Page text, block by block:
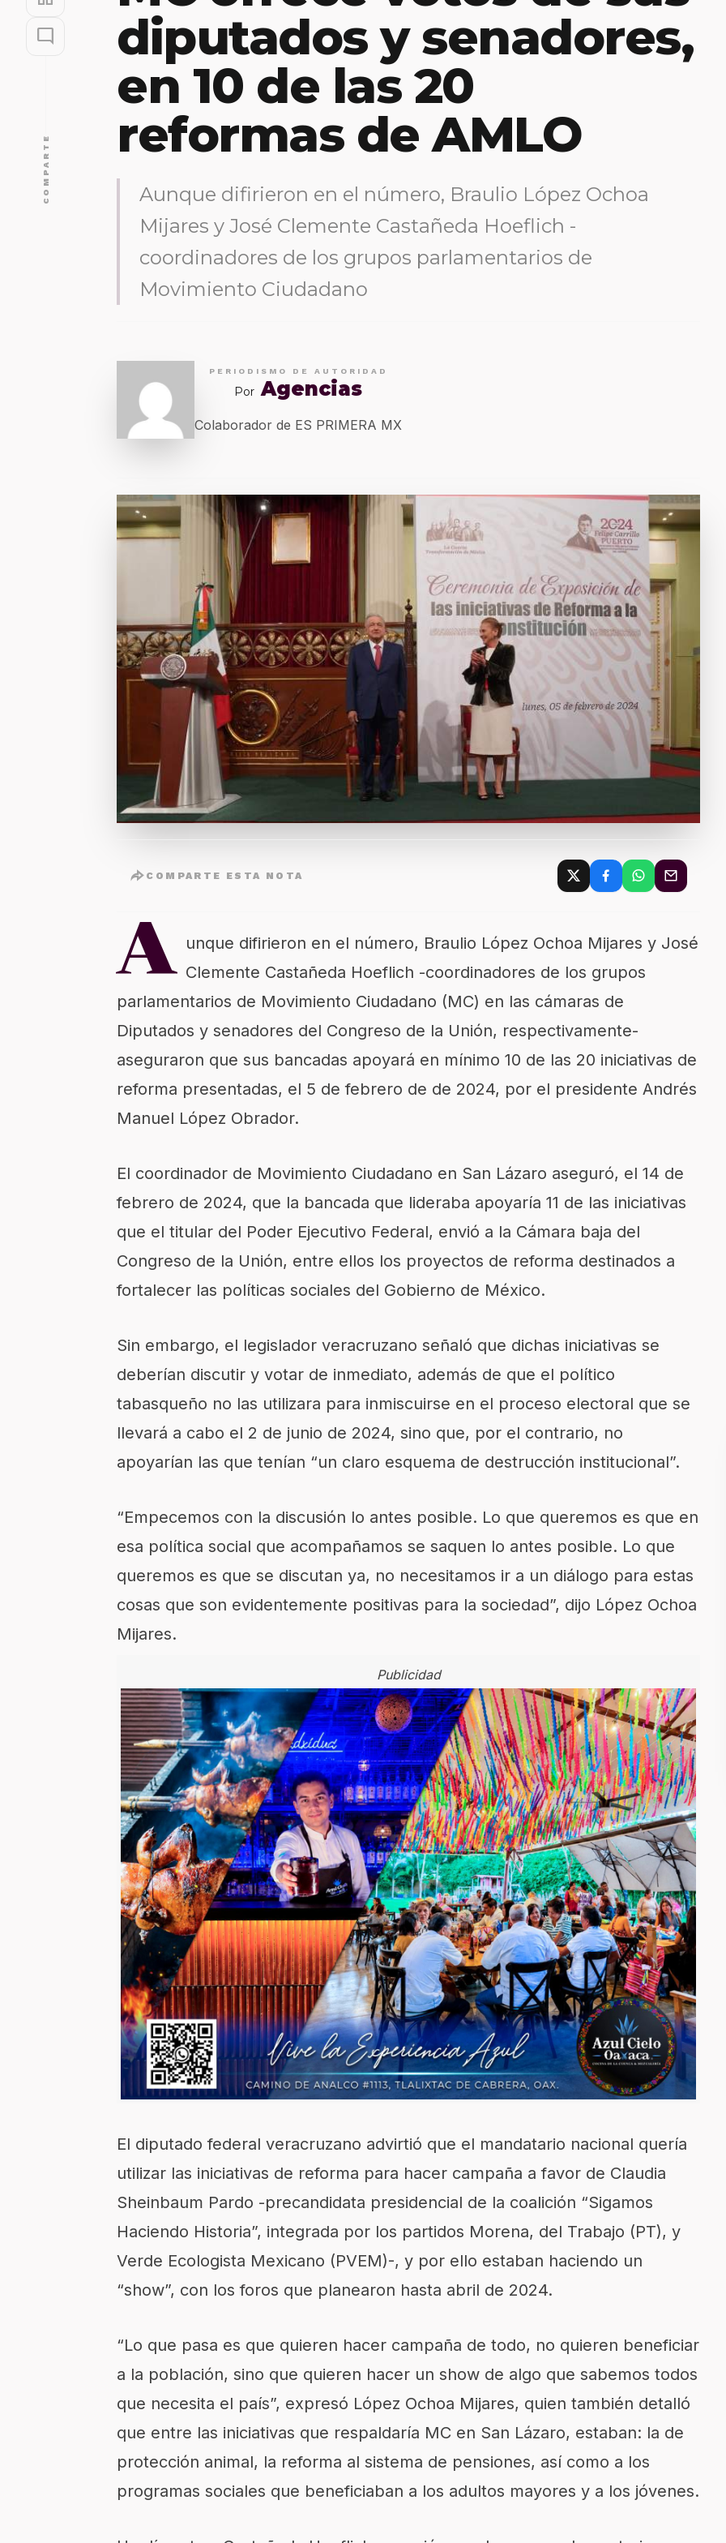
mode_comment
COMPARTE
diputados y senadores,
en 10 de las 20
reformas de AMLO
Aunque difirieron en el número, Braulio López Ochoa
Mijares y José Clemente Castañeda Hoeflich -
coordinadores de los grupos parlamentarios de
Movimiento Ciudadano
PERIODISMO DE AUTORIDAD
Por Agencias
Colaborador de ES PRIMERA MX
COMPARTE ESTA NOTA
A unque difirieron en el número, Braulio López Ochoa Mijares y José
Clemente Castañeda Hoeflich -coordinadores de los grupos
parlamentarios de Movimiento Ciudadano (MC) en las cámaras de
Diputados y senadores del Congreso de la Unión, respectivamente-
aseguraron que sus bancadas apoyará en mínimo 10 de las 20 iniciativas de
reforma presentadas, el 5 de febrero de de 2024, por el presidente Andrés
Manuel López Obrador.
El coordinador de Movimiento Ciudadano en San Lázaro aseguró, el 14 de
febrero de 2024, que la bancada que lideraba apoyaría 11 de las iniciativas
que el titular del Poder Ejecutivo Federal, envió a la Cámara baja del
Congreso de la Unión, entre ellos los proyectos de reforma destinados a
fortalecer las políticas sociales del Gobierno de México.
Sin embargo, el legislador veracruzano señaló que dichas iniciativas se
deberían discutir y votar de inmediato, además de que el político
tabasqueño no las utilizara para inmiscuirse en el proceso electoral que se
llevará a cabo el 2 de junio de 2024, sino que, por el contrario, no
apoyarían las que tenían “un claro esquema de destrucción institucional”.
“Empecemos con la discusión lo antes posible. Lo que queremos es que en
esa política social que acompañamos se saquen lo antes posible. Lo que
queremos es que se discutan ya, no necesitamos ir a un diálogo para estas
cosas que son evidentemente positivas para la sociedad”, dijo López Ochoa
Mijares.
Publicidad
El diputado federal veracruzano advirtió que el mandatario nacional quería
utilizar las iniciativas de reforma para hacer campaña a favor de Claudia
Sheinbaum Pardo -precandidata presidencial de la coalición “Sigamos
Haciendo Historia”, integrada por los partidos Morena, del Trabajo (PT), y
Verde Ecologista Mexicano (PVEM)-, y por ello estaban haciendo un
“show”, con los foros que planearon hasta abril de 2024.
“Lo que pasa es que quieren hacer campaña de todo, no quieren beneficiar
a la población, sino que quieren hacer un show de algo que sabemos todos
que necesita el país”, expresó López Ochoa Mijares, quien también detalló
que entre las iniciativas que respaldaría MC en San Lázaro, estaban: la de
protección animal, la reforma al sistema de pensiones, así como a los
programas sociales que beneficiaban a los adultos mayores y a los jóvenes.